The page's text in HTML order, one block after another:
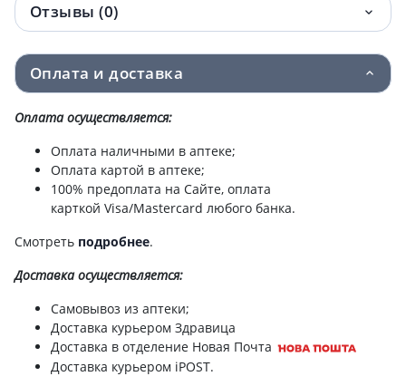
Отзывы (0)
Оплата и доставка
Оплата осуществляется:
Оплата наличными в аптеке;
Оплата картой в аптеке;
100% предоплата на Сайте, оплата
карткой Visa/Mastercard любого банка.
Смотреть подробнее.
Доставкаосуществляется:
Самовывоз из аптеки;
Доставка курьером Здравица
Доставка в отделение Новая Почта
Доставка курьером iPOST.